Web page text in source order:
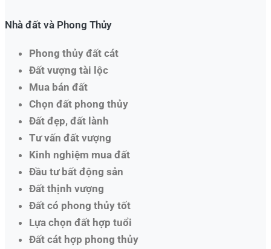
Nhà đất và Phong Thủy
Phong thủy đất cát
Đất vượng tài lộc
Mua bán đất
Chọn đất phong thủy
Đất đẹp, đất lành
Tư vấn đất vượng
Kinh nghiệm mua đất
Đầu tư bất động sản
Đất thịnh vượng
Đất có phong thủy tốt
Lựa chọn đất hợp tuổi
Đất cát hợp phong thủy